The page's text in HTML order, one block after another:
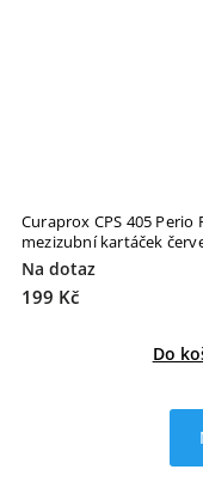
Curaprox CPS 405 Perio
mezizubní kartáček
ks
Na dotaz
199 Kč
Do